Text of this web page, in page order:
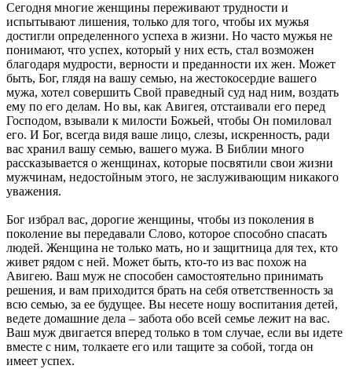
Сегодня многие женщины переживают трудности и
испытывают лишения, только для того, чтобы их мужья
достигли определенного успеха в жизни. Но часто мужья не
понимают, что успех, который у них есть, стал возможен
благодаря мудрости, верности и преданности их жен. Может
быть, Бог, глядя на вашу семью, на жестокосердие вашего
мужа, хотел совершить Свой праведный суд над ним, воздать
ему по его делам. Но вы, как Авигея, отстаивали его перед
Господом, взывали к милости Божьей, чтобы Он помиловал
его. И Бог, всегда видя ваше лицо, слезы, искренность, ради
вас хранил вашу семью, вашего мужа. В Библии много
рассказывается о женщинах, которые посвятили свои жизни
мужчинам, недостойным этого, не заслуживающим никакого
уважения.
Бог избрал вас, дорогие женщины, чтобы из поколения в
поколение вы передавали Слово, которое способно спасать
людей. Женщина не только мать, но и защитница для тех, кто
живет рядом с ней. Может быть, кто-то из вас похож на
Авигею. Ваш муж не способен самостоятельно принимать
решения, и вам приходится брать на себя ответственность за
всю семью, за ее будущее. Вы несете ношу воспитания детей,
ведете домашние дела – забота обо всей семье лежит на вас.
Ваш муж двигается вперед только в том случае, если вы идете
вместе с ним, толкаете его или тащите за собой, тогда он
имеет успех.